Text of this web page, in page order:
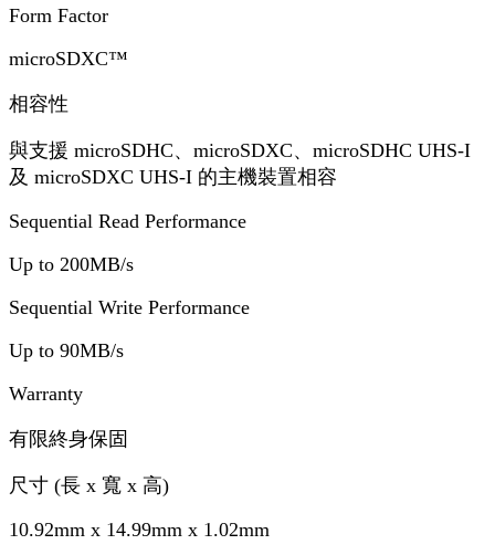
Form Factor
microSDXC™
相容性
與支援 microSDHC、microSDXC、microSDHC UHS-I
及 microSDXC UHS-I 的主機裝置相容
Sequential Read Performance
Up to 200MB/s
Sequential Write Performance
Up to 90MB/s
Warranty
有限終身保固
尺寸 (長 x 寬 x 高)
10.92mm x 14.99mm x 1.02mm